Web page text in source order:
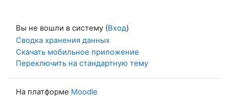
Вы не вошли в систему (Вход)
Сводка хранения данных
Скачать мобильное приложение
Переключить на стандартную тему
На платформе Moodle